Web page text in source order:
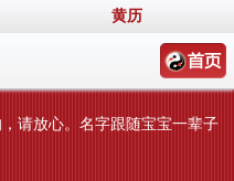
黄历
请放心。名字跟随宝宝一辈子